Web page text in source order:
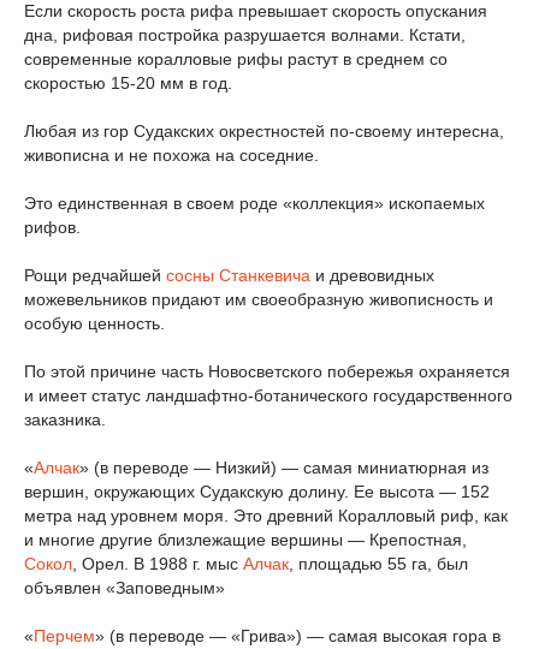
Если скорость роста рифа превышает скорость опускания
дна, рифовая постройка разрушается волнами. Кстати,
современные коралловые рифы растут в среднем со
скоростью 15-20 мм в год.
Любая из гор Судакских окрестностей по-своему интересна,
живописна и не похожа на соседние.
Это единственная в своем роде «коллекция» ископаемых
рифов.
Рощи редчайшей сосны Станкевича и древовидных
можевельников придают им своеобразную живописность и
особую ценность.
По этой причине часть Новосветского побережья охраняется
и имеет статус ландшафтно-ботанического государственного
заказника.
«Алчак» (в переводе — Низкий) — самая миниатюрная из
вершин, окружающих Судакскую долину. Ее высота — 152
метра над уровнем моря. Это древний Коралловый риф, как
и многие другие близлежащие вершины — Крепостная,
Сокол , Орел. В 1988 г. мыс Алчак , площадью 55 га, был
объявлен «Заповедным»
«Перчем» (в переводе — «Грива») — самая высокая гора в